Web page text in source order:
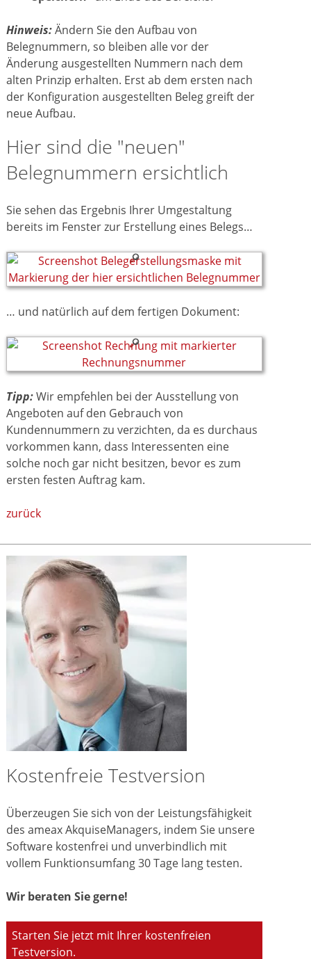
Hinweis:Ändern Sie den Aufbau von
Belegnummern, so bleiben alle vor der
Änderung ausgestellten Nummern nach dem
alten Prinzip erhalten. Erst ab dem ersten nach
der Konfiguration ausgestellten Beleg greift der
neue Aufbau.
Hier sind die "neuen"
Belegnummern ersichtlich
Sie sehen das Ergebnis Ihrer Umgestaltung
bereits im Fenster zur Erstellung eines Belegs…
… und natürlich auf dem fertigen Dokument:
Tipp:Wir empfehlen bei der Ausstellung von
Angeboten auf den Gebrauch von
Kundennummern zu verzichten, da es durchaus
vorkommen kann, dass Interessenten eine
solche noch gar nicht besitzen, bevor es zum
ersten festen Auftrag kam.
zurück
Kostenfreie Testversion
Überzeugen Sie sich von der Leistungsfähigkeit
des ameax AkquiseManagers, indem Sie unsere
Software kostenfrei und unverbindlich mit
vollem Funktionsumfang 30 Tage lang testen.
Wir beraten Sie gerne!
Starten Sie jetzt mit Ihrer kostenfreien
Testversion.